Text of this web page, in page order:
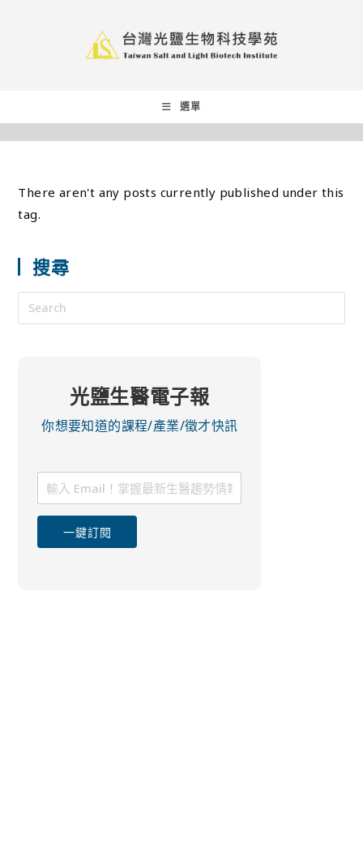
選單
There aren't any posts currently published under this
tag.
搜尋
光鹽生醫電子報
你想要知道的課程/產業/徵才快訊
一鍵訂閱